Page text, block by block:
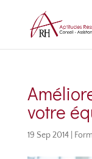
votre
19 Sep 2014|